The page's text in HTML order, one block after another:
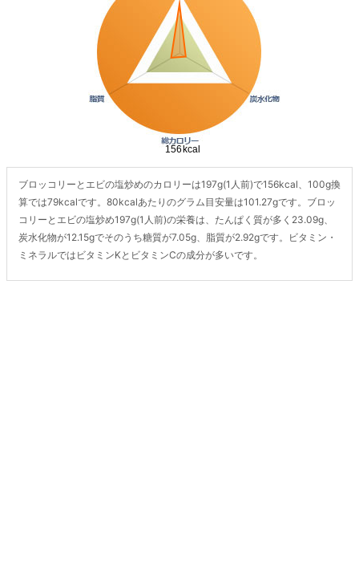
ブロッコリーとエビの塩炒めのカロリーは197g(1人前)で156kcal、100g換
算では79kcalです。80kcalあたりのグラム目安量は101.27gです。ブロッ
コリーとエビの塩炒め197g(1人前)の栄養は、たんぱく質が多く23.09g、
炭水化物が12.15gでそのうち糖質が7.05g、脂質が2.92gです。ビタミン・
ミネラルではビタミンKとビタミンCの成分が多いです。